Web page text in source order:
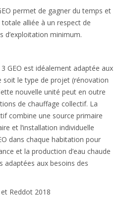
permet de gagner du temps et
alliée à un respect de
d’exploitation minimum.
GEO est idéalement adaptée aux
soit le type de projet (rénovation
nouvelle unité peut en outre
de chauffage collectif. La
combine une source primaire
et l’installation individuelle
dans chaque habitation pour
et la production d’eau chaude
adaptées aux besoins des
Reddot 2018